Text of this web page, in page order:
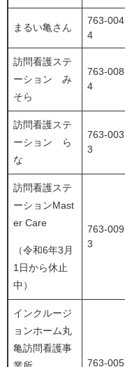
まるい亀さん
763-004
4
訪問看護ステ
ーション み
そら
763-008
4
訪問看護ステ
ーション ら
な
763-003
3
訪問看護ステ
ーションMast
er Care
（令和6年3月
1日から休止
中）
763-009
3
インクルージ
ョンホーム丸
亀訪問看護事
763-005